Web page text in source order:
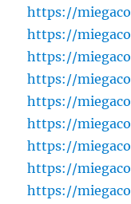
https://
https://
https://
https://
https://
https://
https://
https://
https://